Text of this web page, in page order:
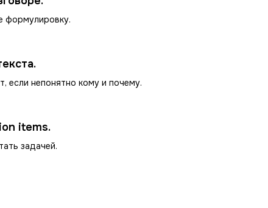
формулировку.
если непонятно кому и почему.
items.
задачей.